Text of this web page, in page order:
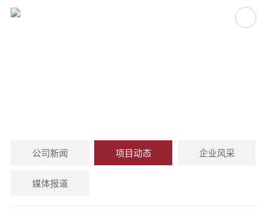
公司新闻 项目动态 企业风采
媒体报道